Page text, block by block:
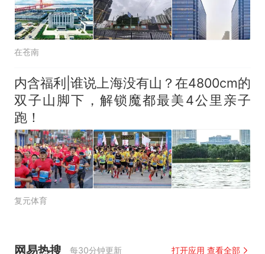
在苍南
内含福利|谁说上海没有山？在4800cm的
双子山脚下，解锁魔都最美4公里亲子
跑！
复元体育
网易热搜 每30分钟更新 打开应用 查看全部